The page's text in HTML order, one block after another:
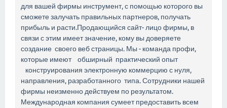
для вашей фирмы инструмент, с помощью которого вы
сможете залучать правильных партнеров, получать
прибыль и расти.Продающийся сайт- лицо фирмы, в
связи с этим имеет значение, кому вы доверяете
создание своего веб страницы. Мы - команда профи,
которые имеют обширный практический опыт
конструирования электронную коммерцию с нуля,
направления, разработанного типа. Сотрудники нашей
фирмы неизменно действуем по результатом.
Международная компания сумеет предоставить всем